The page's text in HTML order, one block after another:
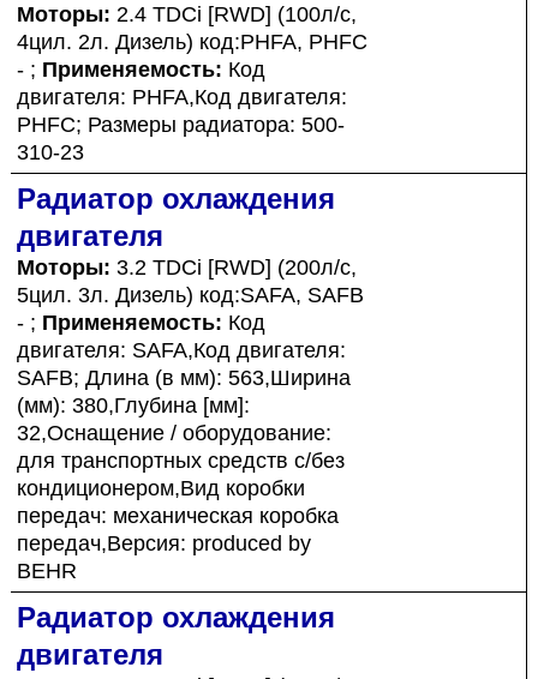
Моторы: 2.4 TDCi [RWD] (100л/с,
4цил. 2л. Дизель) код:PHFA, PHFC
- ; Применяемость: Код
двигателя: PHFA,Код двигателя:
PHFC; Размеры радиатора: 500-
310-23
Радиатор охлаждения
двигателя
Моторы: 3.2 TDCi [RWD] (200л/с,
5цил. 3л. Дизель) код:SAFA, SAFB
- ; Применяемость: Код
двигателя: SAFA,Код двигателя:
SAFB; Длина (в мм): 563,Ширина
(мм): 380,Глубина [мм]:
32,Оснащение / оборудование:
для транспортных средств с/без
кондиционером,Вид коробки
передач: механическая коробка
передач,Версия: produced by
BEHR
Радиатор охлаждения
двигателя